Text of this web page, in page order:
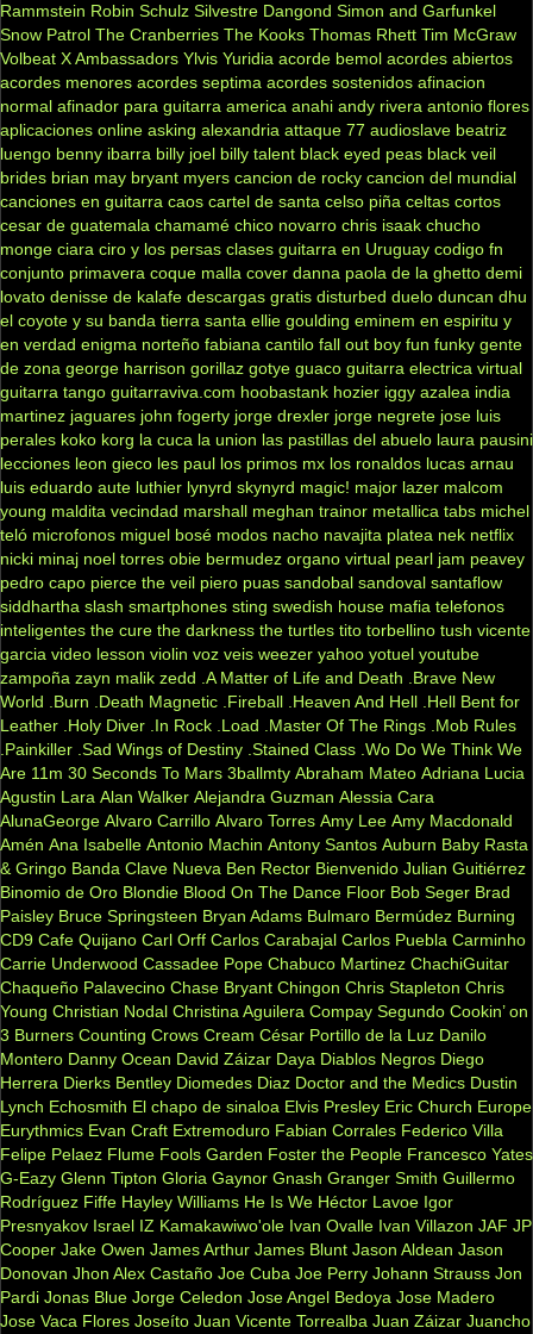
Rammstein Robin Schulz Silvestre Dangond Simon and Garfunkel
Snow Patrol The Cranberries The Kooks Thomas Rhett Tim McGraw
Volbeat X Ambassadors Ylvis Yuridia acorde bemol acordes abiertos
acordes menores acordes septima acordes sostenidos afinacion
normal afinador para guitarra america anahi andy rivera antonio flores
aplicaciones online asking alexandria attaque 77 audioslave beatriz
luengo benny ibarra billy joel billy talent black eyed peas black veil
brides brian may bryant myers cancion de rocky cancion del mundial
canciones en guitarra caos cartel de santa celso piña celtas cortos
cesar de guatemala chamamé chico novarro chris isaak chucho
monge ciara ciro y los persas clases guitarra en Uruguay codigo fn
conjunto primavera coque malla cover danna paola de la ghetto demi
lovato denisse de kalafe descargas gratis disturbed duelo duncan dhu
el coyote y su banda tierra santa ellie goulding eminem en espiritu y
en verdad enigma norteño fabiana cantilo fall out boy fun funky gente
de zona george harrison gorillaz gotye guaco guitarra electrica virtual
guitarra tango guitarraviva.com hoobastank hozier iggy azalea india
martinez jaguares john fogerty jorge drexler jorge negrete jose luis
perales koko korg la cuca la union las pastillas del abuelo laura pausini
lecciones leon gieco les paul los primos mx los ronaldos lucas arnau
luis eduardo aute luthier lynyrd skynyrd magic! major lazer malcom
young maldita vecindad marshall meghan trainor metallica tabs michel
teló microfonos miguel bosé modos nacho navajita platea nek netflix
nicki minaj noel torres obie bermudez organo virtual pearl jam peavey
pedro capo pierce the veil piero puas sandobal sandoval santaflow
siddhartha slash smartphones sting swedish house mafia telefonos
inteligentes the cure the darkness the turtles tito torbellino tush vicente
garcia video lesson violin voz veis weezer yahoo yotuel youtube
zampoña zayn malik zedd .A Matter of Life and Death
.Brave New
World
.Burn .Death Magnetic .Fireball .Heaven And Hell .Hell Bent for
Leather .Holy Diver .In Rock .Load .Master Of The Rings .Mob Rules
.Painkiller .Sad Wings of Destiny .Stained Class .Wo Do We Think We
Are 11m 30 Seconds To Mars 3ballmty Abraham Mateo Adriana Lucia
Agustin Lara Alan Walker Alejandra Guzman Alessia Cara
AlunaGeorge Alvaro Carrillo Alvaro Torres Amy Lee Amy Macdonald
Amén Ana Isabelle Antonio Machin Antony Santos Auburn Baby Rasta
& Gringo Banda Clave Nueva Ben Rector Bienvenido Julian Guitiérrez
Binomio de Oro Blondie Blood On The Dance Floor Bob Seger Brad
Paisley Bruce Springsteen Bryan Adams Bulmaro Bermúdez Burning
CD9 Cafe Quijano Carl Orff Carlos Carabajal Carlos Puebla Carminho
Carrie Underwood Cassadee Pope Chabuco Martinez ChachiGuitar
Chaqueño Palavecino Chase Bryant Chingon Chris Stapleton Chris
Young Christian Nodal Christina Aguilera Compay Segundo Cookin’ on
3 Burners Counting Crows Cream César Portillo de la Luz Danilo
Montero Danny Ocean David Záizar Daya Diablos Negros Diego
Herrera Dierks Bentley Diomedes Diaz Doctor and the Medics Dustin
Lynch Echosmith El chapo de sinaloa Elvis Presley Eric Church Europe
Eurythmics Evan Craft Extremoduro Fabian Corrales Federico Villa
Felipe Pelaez Flume Fools Garden Foster the People Francesco Yates
G-Eazy Glenn Tipton Gloria Gaynor Gnash Granger Smith Guillermo
Rodríguez Fiffe Hayley Williams He Is We Héctor Lavoe Igor
Presnyakov Israel IZ Kamakawiwo'ole Ivan Ovalle Ivan Villazon JAF JP
Cooper Jake Owen James Arthur James Blunt Jason Aldean Jason
Donovan Jhon Alex Castaño Joe Cuba Joe Perry Johann Strauss Jon
Pardi Jonas Blue Jorge Celedon Jose Angel Bedoya Jose Madero
Jose Vaca Flores Joseíto Juan Vicente Torrealba Juan Záizar Juancho